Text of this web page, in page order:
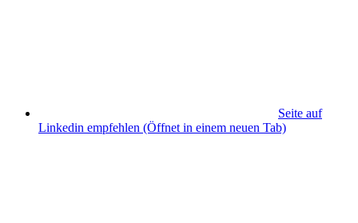
Seite auf
Linkedin empfehlen (Öffnet in einem neuen Tab)